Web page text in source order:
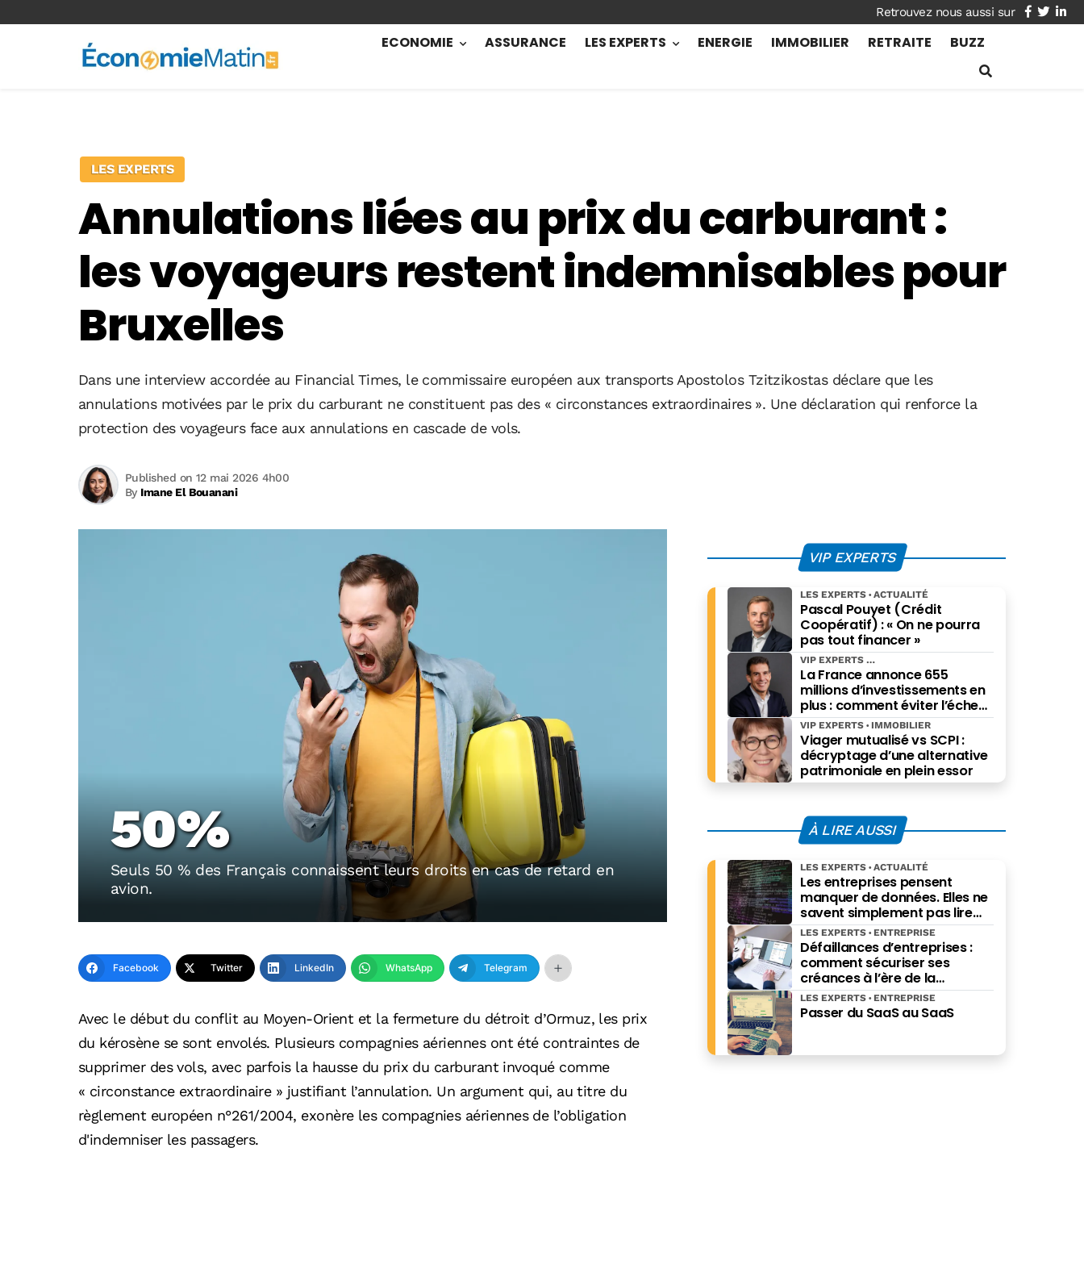
facebook
twitter
ECONOMIE ASSURANCE LES EXPERTS ENERGIE IMMOBILIER RETRAITE BUZZ
LES EXPERTS
Annulations liées au prix du carburant :
les voyageurs restent indemnisables pour
Bruxelles
Dans une interview accordée au Financial Times, le commissaire européen aux transports Apostolos Tzitzikostas déclare que les
annulations motivées par le prix du carburant ne constituent pas des « circonstances extraordinaires ». Une déclaration qui renforce la
protection des voyageurs face aux annulations en cascade de vols.
By Imane El Bouanani
Published on 12 mai 2026 4h00
50%
Seuls 50 % des Français connaissent leurs droits en cas de retard en
avion.
Facebook Twitter LinkedIn WhatsApp Telegram
Avec le début du conflit au Moyen-Orient et la fermeture du détroit d’Ormuz, les prix
du kérosène se sont envolés. Plusieurs compagnies aériennes ont été contraintes de
supprimer des vols, avec parfois la hausse du prix du carburant invoqué comme
« circonstance extraordinaire » justifiant l’annulation. Un argument qui, au titre du
règlement européen n°261/2004, exonère les compagnies aériennes de l’obligation
d'indemniser les passagers.
VIP EXPERTS
Pascal Pouyet (Crédit
Coopératif) : « On ne pourra
pas tout financer »
LES EXPERTS ACTUALITÉ
La France annonce 655
millions d’investissements en
plus : comment éviter l’échec
des projets à grande échelle ?
VIP EXPERTS
Viager mutualisé vs SCPI :
décryptage d’une alternative
patrimoniale en plein essor
VIP EXPERTS IMMOBILIER
À LIRE AUSSI
Les entreprises pensent
manquer de données. Elles ne
savent simplement pas lire
celles qu’elles possèdent déjà.
LES EXPERTS ACTUALITÉ
Défaillances d’entreprises :
comment sécuriser ses
créances à l’ère de la
facturation électronique ?
LES EXPERTS ENTREPRISE
Passer du SaaS au SaaS
LES EXPERTS ENTREPRISE